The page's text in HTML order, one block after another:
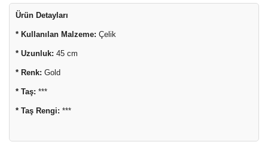
Ürün Detayları
* Kullanılan Malzeme: Çelik
* Uzunluk: 45 cm
* Renk: Gold
* Taş: ***
* Taş Rengi: ***